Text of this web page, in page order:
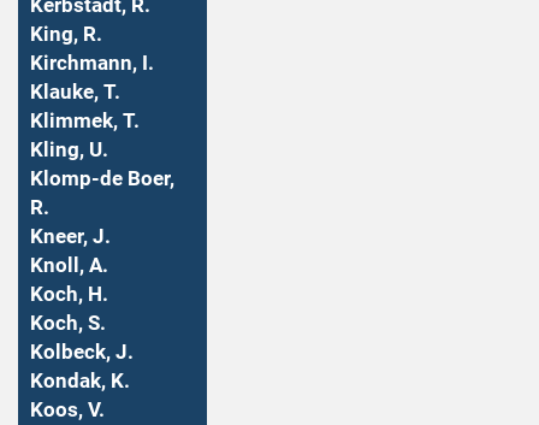
Kerbstadt, R.
King, R.
Kirchmann, I.
Klauke, T.
Klimmek, T.
Kling, U.
Klomp-de Boer,
R.
Kneer, J.
Knoll, A.
Koch, H.
Koch, S.
Kolbeck, J.
Kondak, K.
Koos, V.